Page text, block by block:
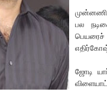
முன்னணி
பல
ஜோடி